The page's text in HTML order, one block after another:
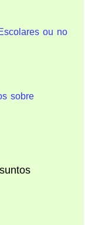
ou no
sobre